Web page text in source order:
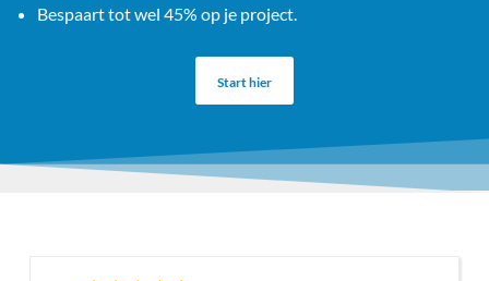
Bespaart tot wel 45% op je project.
Start hier